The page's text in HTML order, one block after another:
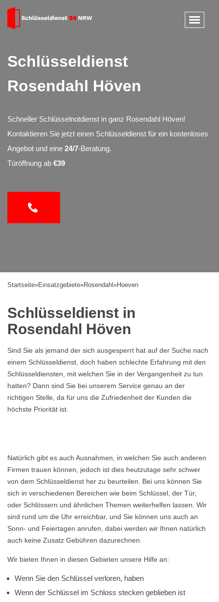
Schlüsseldienst
Rosendahl Höven
Schneller Schlüsselnotdienst in ganz Rosendahl Höven!
Kontaktieren Sie jetzt einen Schlüsseldienst für ein kostenloses
Angebot und eine 24/7-Beratung.
Türöffnung ab €39
Startseite»Einsatzgebiete»Rosendahl »Hoeven
Schlüsseldienst in
Rosendahl Höven
Sind Sie als jemand der sich ausgesperrt hat auf der Suche nach
einem Schlüsseldienst, doch haben schlechte Erfahrung mit den
Schlüsseldiensten, mit welchen Sie in der Vergangenheit zu tun
hatten? Dann sind Sie bei unserem Service genau an der
richtigen Stelle, da für uns die Zufriedenheit der Kunden die
höchste Priorität ist.
Natürlich gibt es auch Ausnahmen, in welchen Sie auch anderen
Firmen trauen können, jedoch ist dies heutzutage sehr schwer
von dem Schlüsseldienst her zu beurteilen. Bei uns können Sie
sich in verschiedenen Bereichen wie beim Schlüssel, der Tür,
oder Schlössern und ähnlichen Themen weiterhelfen lassen. Wir
sind rund um die Uhr erreichbar, und Sie können uns auch an
Sonn- und Feiertagen anrufen, dabei werden wir Ihnen natürlich
auch keine Zusatz Gebühren dazurechnen.
Wir bieten Ihnen in diesen Gebieten unsere Hilfe an:
Wenn Sie den Schlüssel verloren, haben
Wenn der Schlüssel im Schloss stecken geblieben ist